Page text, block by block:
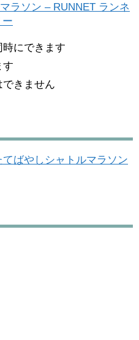
ラソン – RUNNET ランネ
ー
にできます
す
きません
ばやしシャトルマラソン